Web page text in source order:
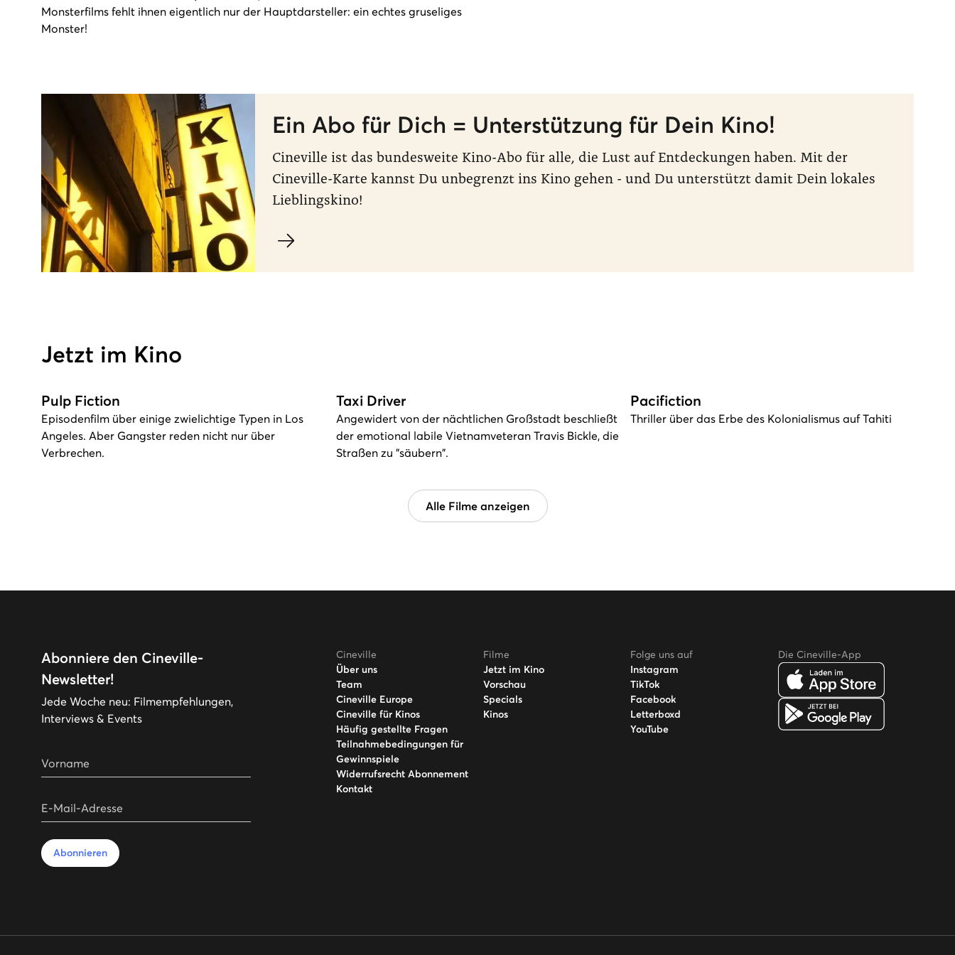
Monsterfilms fehlt ihnen eigentlich nur der Hauptdarsteller: ein echtes gruseliges
Monster!
Ein Abo für Dich = Unterstützung für Dein Kino!
Cineville ist das bundesweite Kino-Abo für alle, die Lust auf Entdeckungen haben. Mit der
Cineville-Karte kannst Du unbegrenzt ins Kino gehen - und Du unterstützt damit Dein lokales
Lieblingskino!
Jetzt im Kino
Pulp Fiction
Episodenfilm über einige zwielichtige Typen in Los
Angeles. Aber Gangster reden nicht nur über
Verbrechen.
Taxi Driver
Angewidert von der nächtlichen Großstadt beschließt
der emotional labile Vietnamveteran Travis Bickle, die
Straßen zu "säubern".
Pacifiction
Thriller über das Erbe des Kolonialismus auf Tahiti
Alle Filme anzeigen
Abonniere den Cineville-
Newsletter!
Jede Woche neu: Filmempfehlungen,
Interviews & Events
Vorname
E-Mail-Adresse
Abonnieren
Cineville
Über uns
Team
Cineville Europe
Cineville für Kinos
Häufig gestellte Fragen
Teilnahmebedingungen für
Gewinnspiele
Widerrufsrecht Abonnement
Kontakt
Filme
Jetzt im Kino
Vorschau
Specials
Kinos
Folge uns auf
Instagram
TikTok
Facebook
Letterboxd
YouTube
Die Cineville-App